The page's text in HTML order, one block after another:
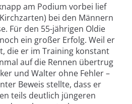
am Podium vorbei lief
bei den Männern
Für den 55-jährigen Oldie
ein großer Erfolg. Weil er
die er im Training konstant
auf die Rennen übertrug
und Walter ohne Fehler –
Beweis stellte, dass er
teils deutlich jüngeren